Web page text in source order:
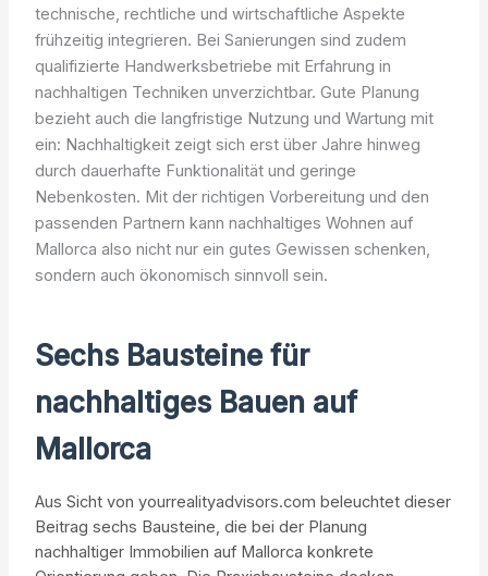
technische, rechtliche und wirtschaftliche Aspekte
frühzeitig integrieren. Bei Sanierungen sind zudem
qualifizierte Handwerksbetriebe mit Erfahrung in
nachhaltigen Techniken unverzichtbar. Gute Planung
bezieht auch die langfristige Nutzung und Wartung mit
ein: Nachhaltigkeit zeigt sich erst über Jahre hinweg
durch dauerhafte Funktionalität und geringe
Nebenkosten. Mit der richtigen Vorbereitung und den
passenden Partnern kann nachhaltiges Wohnen auf
Mallorca also nicht nur ein gutes Gewissen schenken,
sondern auch ökonomisch sinnvoll sein.
Sechs Bausteine für
nachhaltiges Bauen auf
Mallorca
Aus Sicht von yourrealityadvisors.com beleuchtet dieser
Beitrag sechs Bausteine, die bei der Planung
nachhaltiger Immobilien auf Mallorca konkrete